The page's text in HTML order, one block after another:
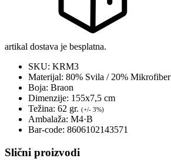
artikal dostava je besplatna.
SKU: KRM3
Materijal: 80% Svila / 20% Mikrofiber
Boja: Braon
Dimenzije: 155x7,5 cm
Težina: 62 gr. (+/- 3%)
Ambalaža: M4·B
Bar-code: 8606102143571
Slični proizvodi